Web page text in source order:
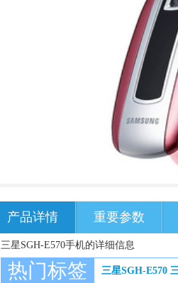
产品详情 重要参数
三星SGH-E570手机的详细信息
热门标签 三星SGH-E570